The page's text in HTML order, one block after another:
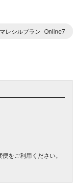
レシルプラン -Online7-
をご利用ください。